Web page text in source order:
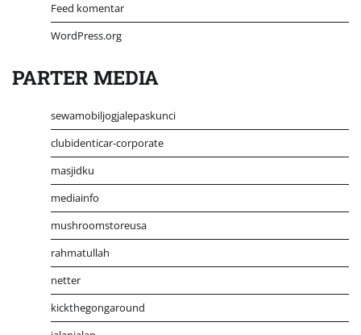
Feed komentar
WordPress.org
PARTER MEDIA
sewamobiljogjalepaskunci
clubidenticar-corporate
masjidku
mediainfo
mushroomstoreusa
rahmatullah
netter
kickthegongaround